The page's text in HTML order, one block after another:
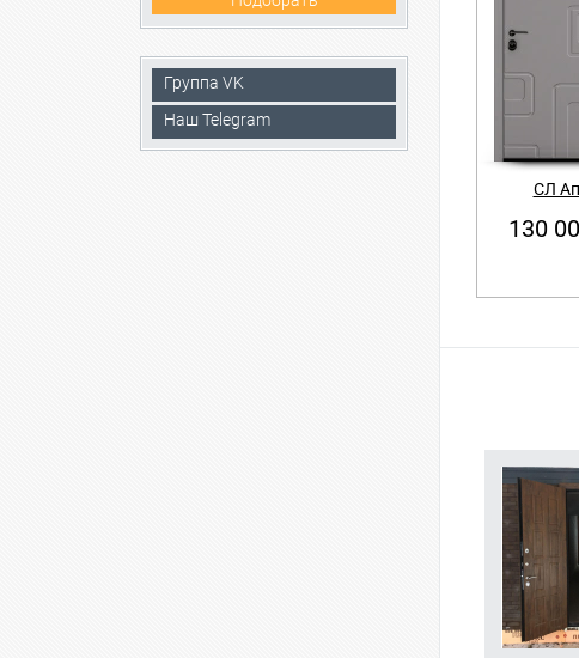
Группа VK
Наш Telegram
СЛ
130